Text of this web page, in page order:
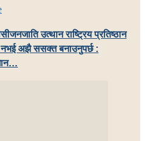
उत्थान राष्ट्रिय प्रतिष्ठान
अझै ससक्त बनाउनुपर्छ :